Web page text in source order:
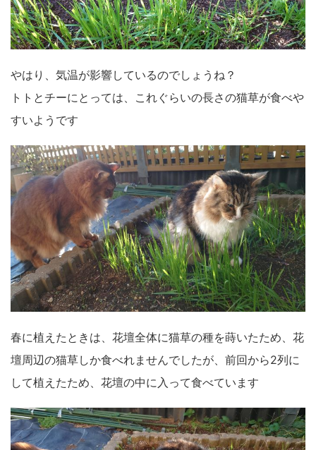
やはり、気温が影響しているのでしょうね？
トトとチーにとっては、これぐらいの長さの猫草が食べや
すいようです
春に植えたときは、花壇全体に猫草の種を蒔いたため、花
壇周辺の猫草しか食べれませんでしたが、前回から2列に
して植えたため、花壇の中に入って食べています